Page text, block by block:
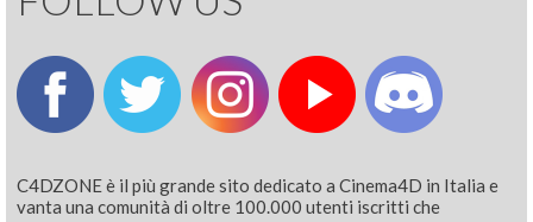
C4DZONE è il più grande sito dedicato a Cinema4D in Italia e
vanta una comunità di oltre 100.000 utenti iscritti che